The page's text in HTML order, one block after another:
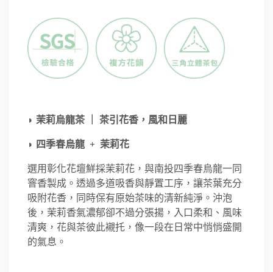
◗ 茉莉烏龍茶 ｜ 茶引花香，風和日麗
◗ 四季春烏龍 + 茉莉花
選用彰化花壇鮮採茉莉花，與南投四季春烏龍一同
窨香製成。透過多道吸香與靜置工序，讓茶葉充分
吸附花香，同時保有原始茶味的清新純淨。沖泡
後，茉莉香氣濃郁卻不過分張揚，入口柔和、風味
清爽，花與茶彼此襯托，像一段在日常中悄悄盛開
的氣息。